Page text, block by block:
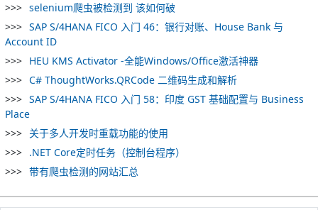
selenium爬虫被检测到 该如何破
SAP S/4HANA FICO 入门 46：银行对账、House Bank 与
Account ID
HEU KMS Activator -全能Windows/Office激活神器
C# ThoughtWorks.QRCode 二维码生成和解析
SAP S/4HANA FICO 入门 58：印度 GST 基础配置与 Business
Place
关于多人开发时重载功能的使用
.NET Core定时任务（控制台程序）
带有爬虫检测的网站汇总